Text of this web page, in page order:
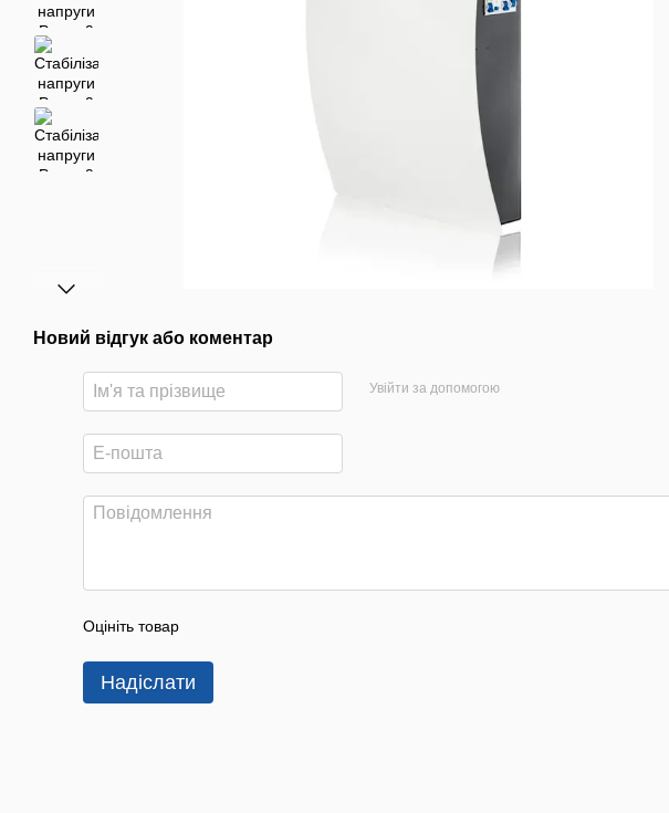
Новий відгук або коментар
Увійти за допомогою
Оцініть товар
Надіслати